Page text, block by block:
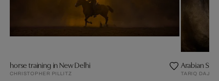
horse training in New Delhi
CHRISTOPHER PILLITZ
Arabian
TARIQ